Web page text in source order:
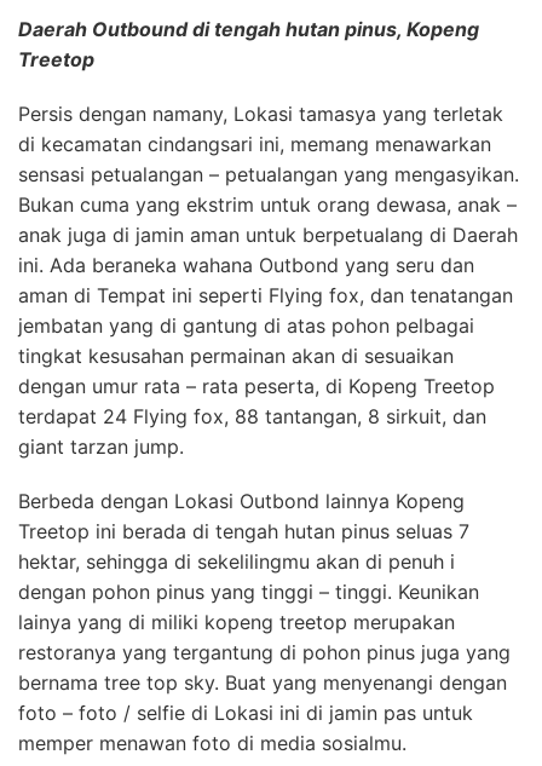
Daerah Outbound di tengah hutan pinus, Kopeng
Treetop
Persis dengan namany, Lokasi tamasya yang terletak
di kecamatan cindangsari ini, memang menawarkan
sensasi petualangan – petualangan yang mengasyikan.
Bukan cuma yang ekstrim untuk orang dewasa, anak –
anak juga di jamin aman untuk berpetualang di Daerah
ini. Ada beraneka wahana Outbond yang seru dan
aman di Tempat ini seperti Flying fox, dan tenatangan
jembatan yang di gantung di atas pohon pelbagai
tingkat kesusahan permainan akan di sesuaikan
dengan umur rata – rata peserta, di Kopeng Treetop
terdapat 24 Flying fox, 88 tantangan, 8 sirkuit, dan
giant tarzan jump.
Berbeda dengan Lokasi Outbond lainnya Kopeng
Treetop ini berada di tengah hutan pinus seluas 7
hektar, sehingga di sekelilingmu akan di penuh i
dengan pohon pinus yang tinggi – tinggi. Keunikan
lainya yang di miliki kopeng treetop merupakan
restoranya yang tergantung di pohon pinus juga yang
bernama tree top sky. Buat yang menyenangi dengan
foto – foto / selfie di Lokasi ini di jamin pas untuk
memper menawan foto di media sosialmu.